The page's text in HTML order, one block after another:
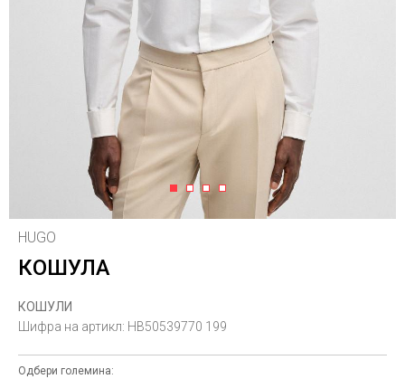
1 2 3 4
HUGO
КОШУЛА
КОШУЛИ
Шифра на артикл: HB50539770 199
Одбери големина: